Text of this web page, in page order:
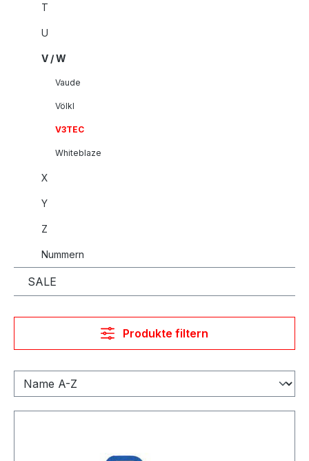
T
U
V / W
Vaude
Völkl
V3TEC
Whiteblaze
X
Y
Z
Nummern
SALE
Produkte filtern